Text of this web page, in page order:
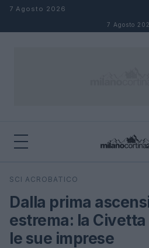
Salta al contenuto
7 Agosto 2026
7 Agosto
Cerca
SCI ACROBATICO
Dalla prima
estrema: la
le sue imprese